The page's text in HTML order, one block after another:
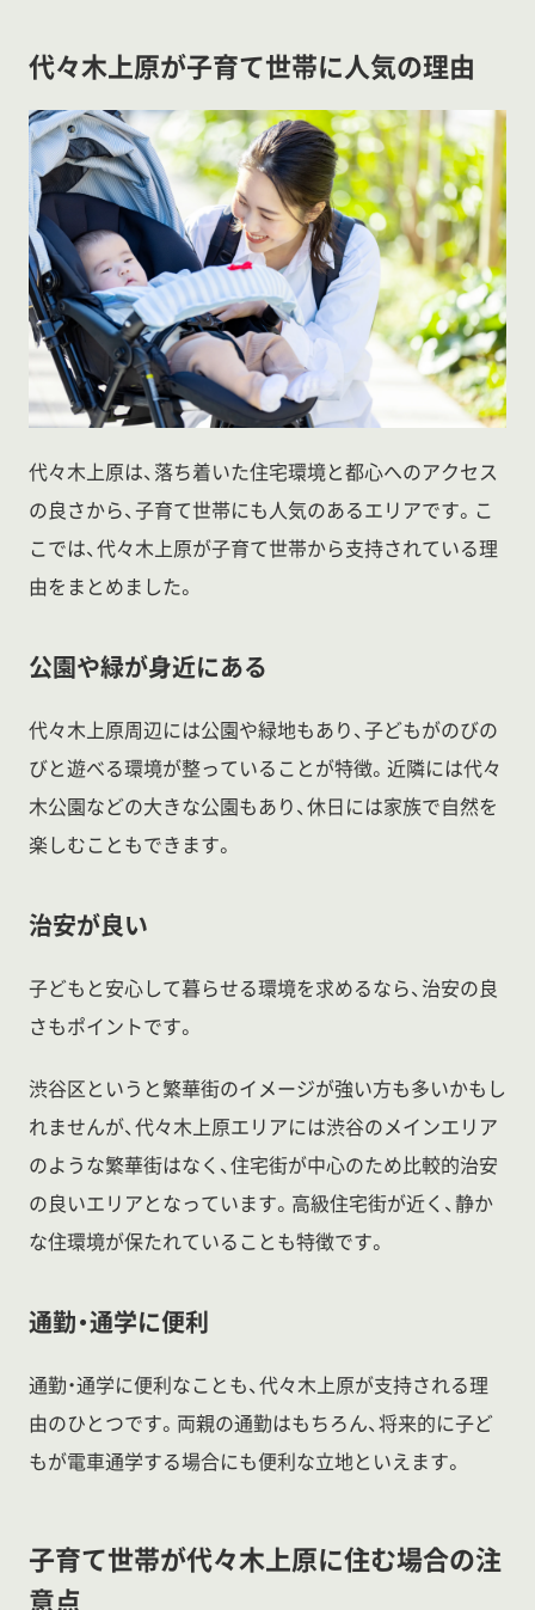
代々木上原が子育て世帯に人気の理由
代々木上原は、落ち着いた住宅環境と都心へのアクセス
の良さから、子育て世帯にも人気のあるエリアです。こ
こでは、代々木上原が子育て世帯から支持されている理
由をまとめました。
公園や緑が身近にある
代々木上原周辺には公園や緑地もあり、子どもがのびの
びと遊べる環境が整っていることが特徴。近隣には代々
木公園などの大きな公園もあり、休日には家族で自然を
楽しむこともできます。
治安が良い
子どもと安心して暮らせる環境を求めるなら、治安の良
さもポイントです。
渋谷区というと繁華街のイメージが強い方も多いかもし
れませんが、代々木上原エリアには渋谷のメインエリア
のような繁華街はなく、住宅街が中心のため比較的治安
の良いエリアとなっています。高級住宅街が近く、静か
な住環境が保たれていることも特徴です。
通勤・通学に便利
通勤・通学に便利なことも、代々木上原が支持される理
由のひとつです。両親の通勤はもちろん、将来的に子ど
もが電車通学する場合にも便利な立地といえます。
子育て世帯が代々木上原に住む場合の注
意点